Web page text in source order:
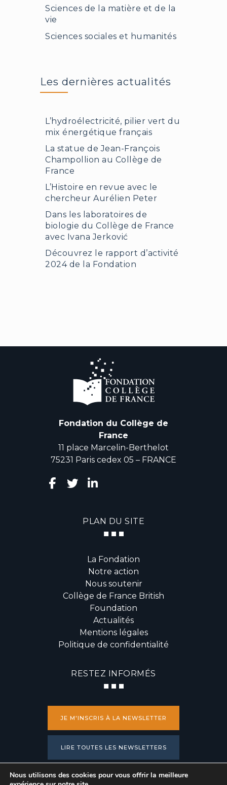
Sciences de la matière et de la
vie
Sciences sociales et humanités
Les dernières actualités
L’hydroélectricité, pilier vert du
mix énergétique français
La statue de Jean-François
Champollion au Collège de
France
L’Histoire en revue avec le
chercheur Aurélien Peter
Dans les laboratoires de
biologie du Collège de France
avec Ivana Jerković
Découvrez le rapport d’activité
2024 de la Fondation
Fondation du Collège de
France
11 place Marcelin-Berthelot
75231 Paris cedex 05 – FRANCE
PLAN DU SITE
La Fondation
Notre action
Nous soutenir
Collège de France British
Foundation
Actualités
Mentions légales
Politique de confidentialité
RESTEZ INFORMÉS
JE M'INSCRIS À LA NEWSLETTER
LIRE TOUTES LES NEWSLETTERS
PRESSE
Nous utilisons des cookies pour vous offrir la meilleure